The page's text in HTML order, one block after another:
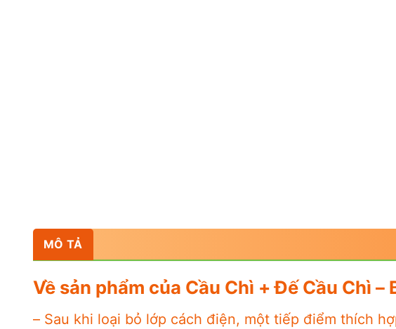
MÔ TẢ
Về sản phẩm của Cầu Chì + Đế Cầu Chì –
– Sau khi loại bỏ lớp cách điện, một tiếp điểm thích